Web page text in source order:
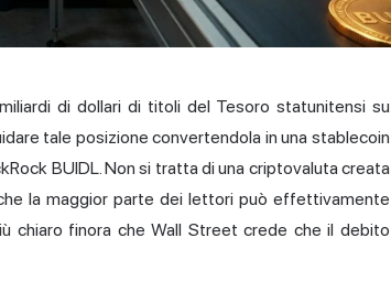
di dollari di titoli del Tesoro statunitensi su
tale posizione convertendola in una stablecoin
BUIDL. Non si tratta di una criptovaluta creata
la maggior parte dei lettori può effettivamente
chiaro finora che Wall Street crede che il debito